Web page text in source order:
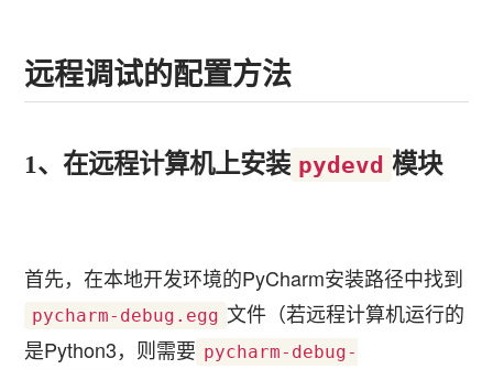
远程调试的配置方法
1、在远程计算机上安装 pydevd 模块
首先，在本地开发环境的PyCharm安装路径中找到
pycharm-debug.egg 文件（若远程计算机运行的
是Python3，则需要 pycharm-debug-